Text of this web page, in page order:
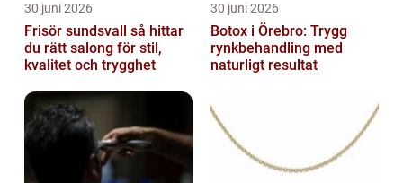
30 juni 2026
Frisör sundsvall så hittar
du rätt salong för stil,
kvalitet och trygghet
30 juni 2026
Botox i Örebro: Trygg
rynkbehandling med
naturligt resultat